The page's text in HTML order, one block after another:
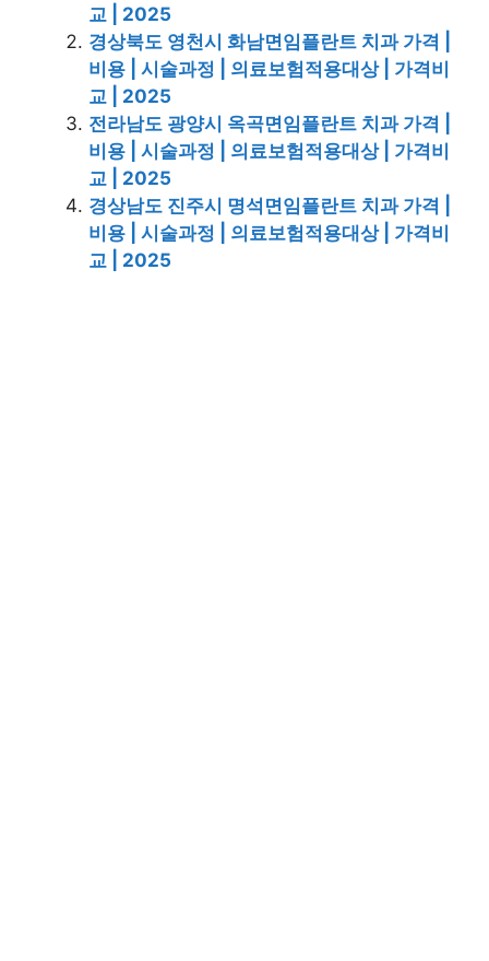
교 | 2025
경상북도 영천시 화남면임플란트 치과 가격 |
비용 | 시술과정 | 의료보험적용대상 | 가격비
교 | 2025
전라남도 광양시 옥곡면임플란트 치과 가격 |
비용 | 시술과정 | 의료보험적용대상 | 가격비
교 | 2025
경상남도 진주시 명석면임플란트 치과 가격 |
비용 | 시술과정 | 의료보험적용대상 | 가격비
교 | 2025